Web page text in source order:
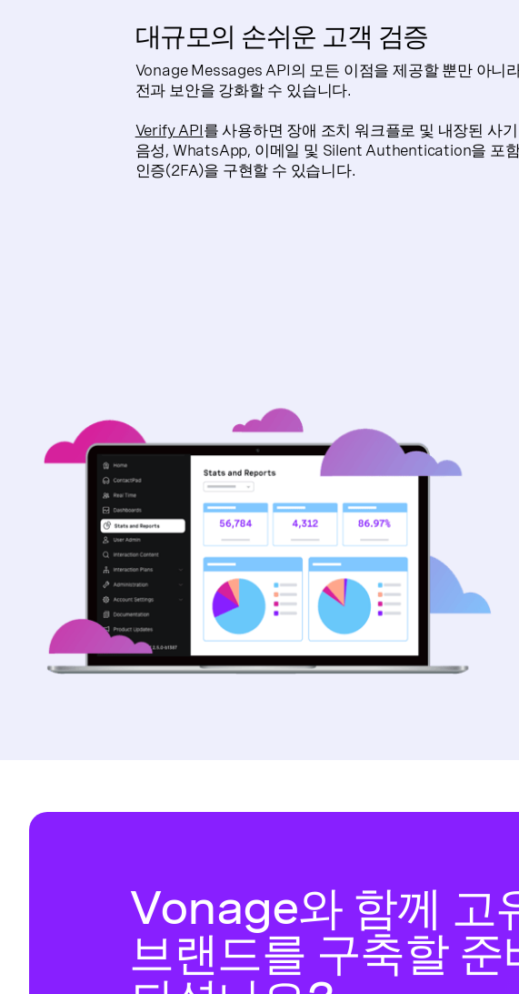
대규모의 손쉬운 고객 검증
Vonage Messages API의 모든 이점을 제공할 뿐만 아니
전과 보안을 강화할 수 있습니다.
Verify API를 사용하면 장애 조치 워크플로 및 내장된 사
음성, WhatsApp, 이메일 및 Silent Authentication을 포
인증(2FA)을 구현할 수 있습니다.
Vonage와 함께 고
브랜드를 구축할 준